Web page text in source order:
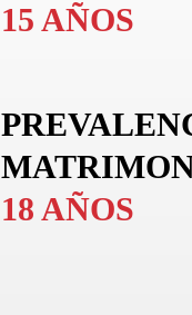
15 AÑOS
18 AÑOS